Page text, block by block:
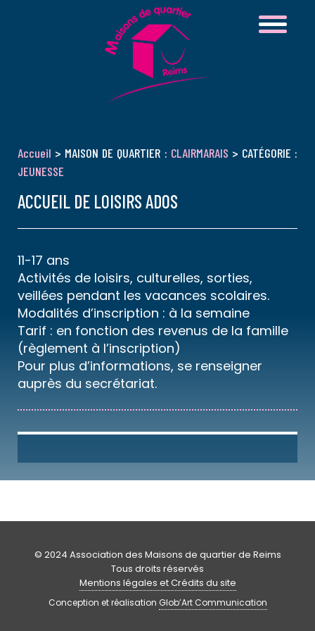
Accueil > MAISON DE QUARTIER : CLAIRMARAIS > CATÉGORIE :
JEUNESSE
ACCUEIL DE LOISIRS ADOS
11-17 ans
Activités de loisirs, culturelles, sorties,
veillées pendant les vacances scolaires.
Modalités d’inscription : à la semaine
Tarif : en fonction des revenus de la famille
(règlement à l’inscription)
Pour plus d’informations, se renseigner
auprès du secrétariat.
© 2024 Association des Maisons de quartier de Reims
Tous droits réservés
Mentions légales et Crédits du site
Conception et réalisation Glob’Art Communication